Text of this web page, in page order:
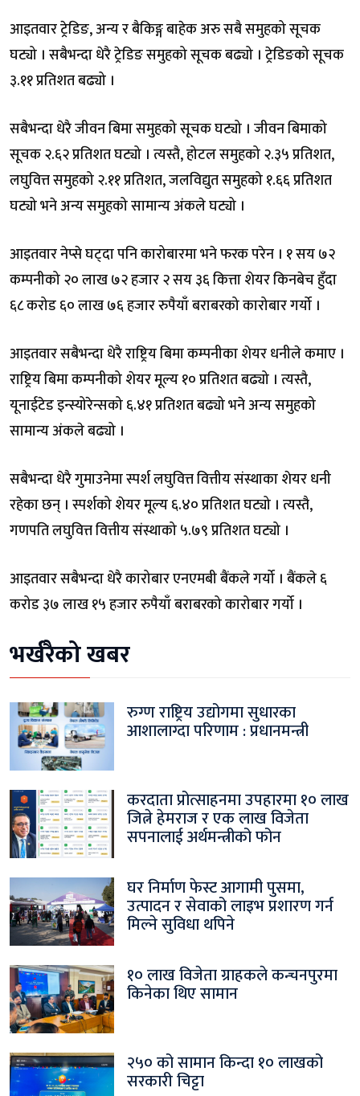
आइतवार ट्रेडिङ, अन्य र बैकिङ्ग बाहेक अरु सबै समुहको सूचक
घट्यो । सबैभन्दा धेरै ट्रेडिङ समुहको सूचक बढ्यो । ट्रेडिङको सूचक
३.११ प्रतिशत बढ्यो ।
सबैभन्दा धेरै जीवन बिमा समुहको सूचक घट्यो । जीवन बिमाको
सूचक २.६२ प्रतिशत घट्यो । त्यस्तै, होटल समुहको २.३५ प्रतिशत,
लघुवित्त समुहको २.११ प्रतिशत, जलविद्युत समुहको १.६६ प्रतिशत
घट्यो भने अन्य समुहको सामान्य अंकले घट्यो ।
आइतवार नेप्से घट्दा पनि कारोबारमा भने फरक परेन । १ सय ७२
कम्पनीको २० लाख ७२ हजार २ सय ३६ कित्ता शेयर किनबेच हुँदा
६८ करोड ६० लाख ७६ हजार रुपैयाँ बराबरको कारोबार गर्यो ।
आइतवार सबैभन्दा धेरै राष्ट्रिय बिमा कम्पनीका शेयर धनीले कमाए ।
राष्ट्रिय बिमा कम्पनीको शेयर मूल्य १० प्रतिशत बढ्यो । त्यस्तै,
यूनाईटेड इन्स्योरेन्सको ६.४१ प्रतिशत बढ्यो भने अन्य समुहको
सामान्य अंकले बढ्यो ।
सबैभन्दा धेरै गुमाउनेमा स्पर्श लघुवित्त वित्तीय संस्थाका शेयर धनी
रहेका छन् । स्पर्शको शेयर मूल्य ६.४० प्रतिशत घट्यो । त्यस्तै,
गणपति लघुवित्त वित्तीय संस्थाको ५.७९ प्रतिशत घट्यो ।
आइतवार सबैभन्दा धेरै कारोबार एनएमबी बैंकले गर्यो । बैंकले ६
करोड ३७ लाख १५ हजार रुपैयाँ बराबरको कारोबार गर्यो ।
भर्खरैको खबर
रुग्ण राष्ट्रिय उद्योगमा सुधारका
आशालाग्दा परिणाम : प्रधानमन्त्री
करदाता प्रोत्साहनमा उपहारमा १० लाख
जित्ने हेमराज र एक लाख विजेता
सपनालाई अर्थमन्त्रीको फोन
घर निर्माण फेस्ट आगामी पुसमा,
उत्पादन र सेवाको लाइभ प्रशारण गर्न
मिल्ने सुविधा थपिने
१० लाख विजेता ग्राहकले कन्चनपुरमा
किनेका थिए सामान
२५० को सामान किन्दा १० लाखको
सरकारी चिट्टा